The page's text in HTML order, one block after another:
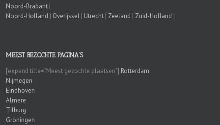
Noord-Brabant |
Noord-Holland | Overijssel | Utrecht | Zeeland | Zuid-Holland |
MEEST BEZOCHTE PAGINA’S
[expand title="Meest gezochte plaatsen"] Rotterdam
Nijmegen
Eindhoven
Almere
Tilburg
Groningen